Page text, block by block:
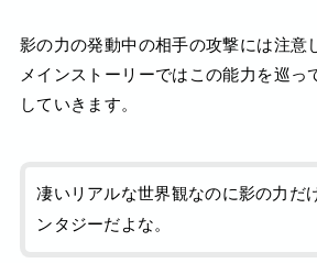
影の力の発動中の相手の攻撃には注意
メインストーリーではこの能力を巡っ
していきます。
凄いリアルな世界観なのに影の力だ
ンタジーだよな。